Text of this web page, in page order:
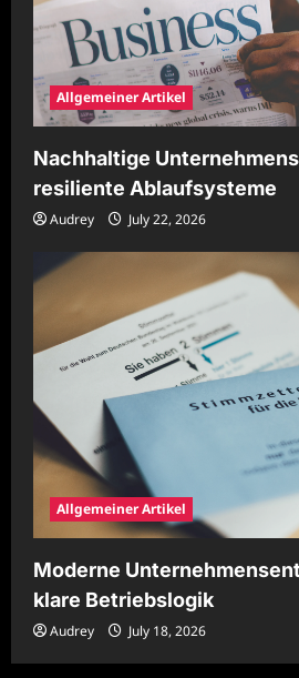
Allgemeiner Artikel
Nachhaltige
resiliente Ablaufsysteme
Audrey July 22, 2026
Allgemeiner Artikel
Moderne
klare Betriebslogik
Audrey July 18, 2026